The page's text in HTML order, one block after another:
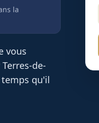
la
vous
Terres-de-
qu'il